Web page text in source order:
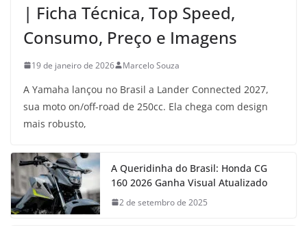
| Ficha Técnica, Top Speed,
Consumo, Preço e Imagens
19 de janeiro de 2026 Marcelo Souza
A Yamaha lançou no Brasil a Lander Connected 2027,
sua moto on/off-road de 250cc. Ela chega com design
mais robusto,
A Queridinha do Brasil: Honda CG
160 2026 Ganha Visual Atualizado
2 de setembro de 2025